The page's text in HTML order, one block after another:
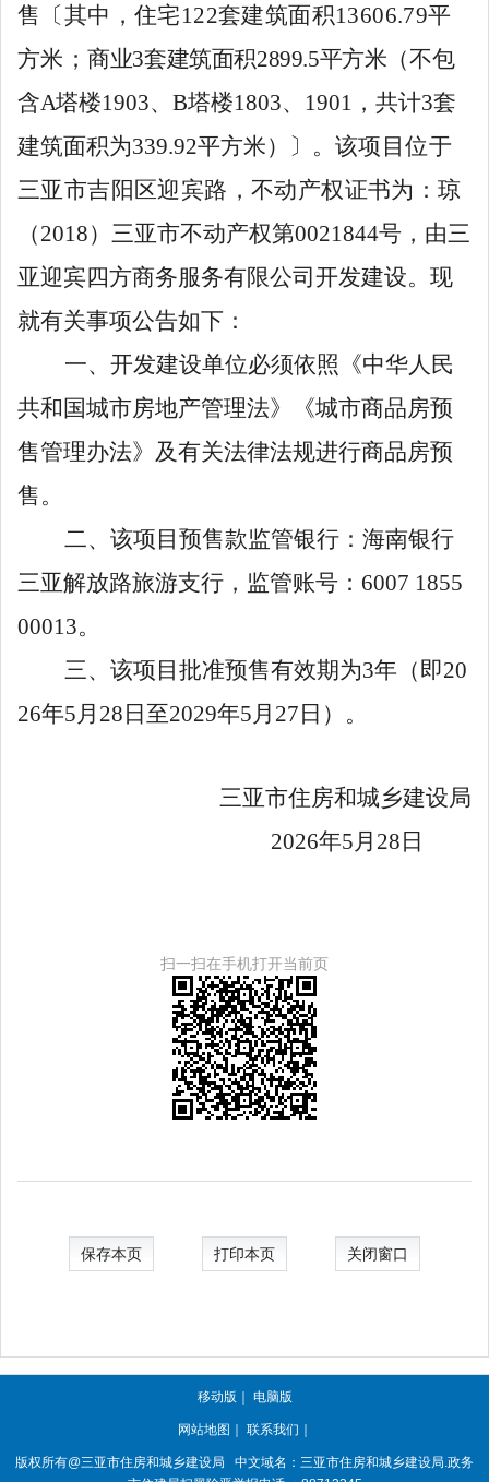
售
〔其中，住宅122套建筑面积13606.79平
方米；商业3套建筑面积2899.5平方米（不包
含A塔楼1903、 B塔楼1803、 1901 ，共计3套
建筑面积为339.92平方米） 〕 。 该项目位于
三亚市吉阳区迎宾路，不动产权证书为：琼
（2018）三亚市不动产权第0021844号，由三
亚迎宾四方商务服务有限公司开发建设。现
就有关事项公告如下：
一、开发建设单位必须依照《中华人民
共和国城市房地产管理法》《城市商品房预
售管理办法》及有关法律法规进行商品房预
售。
二、该项目预售款监管银行：海南银行
三亚解放路旅游支行，监管账号： 6007 1855
00013。
三、该项目批准预售有效期为3年（即20
26年5 月 28 日至2029年5 月 27 日）。
三亚市住房和城乡建设局
2026年5 月 28 日
扫一扫在手机打开当前页
保存本页 打印本页 关闭窗口
移动版 ｜ 电脑版
网站地图 ｜ 联系我们 ｜
版权所有@三亚市住房和城乡建设局
中文域名：三亚市住房和城乡建设局.政务